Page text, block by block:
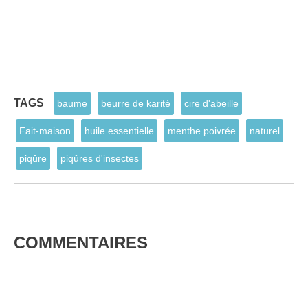
TAGS baume beurre de karité cire d'abeille
Fait-maison huile essentielle menthe poivrée naturel
piqûre piqûres d'insectes
COMMENTAIRES